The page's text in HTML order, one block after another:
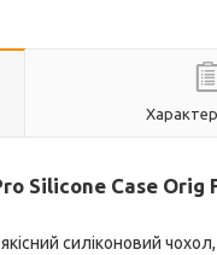
Silicone Case Orig
силіконовий